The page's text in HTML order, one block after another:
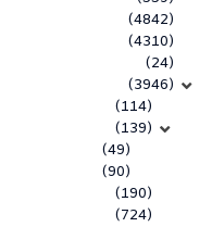
(4842)
(4310)
(24)
(3946)
(114)
(139)
(49)
(90)
(190)
(724)